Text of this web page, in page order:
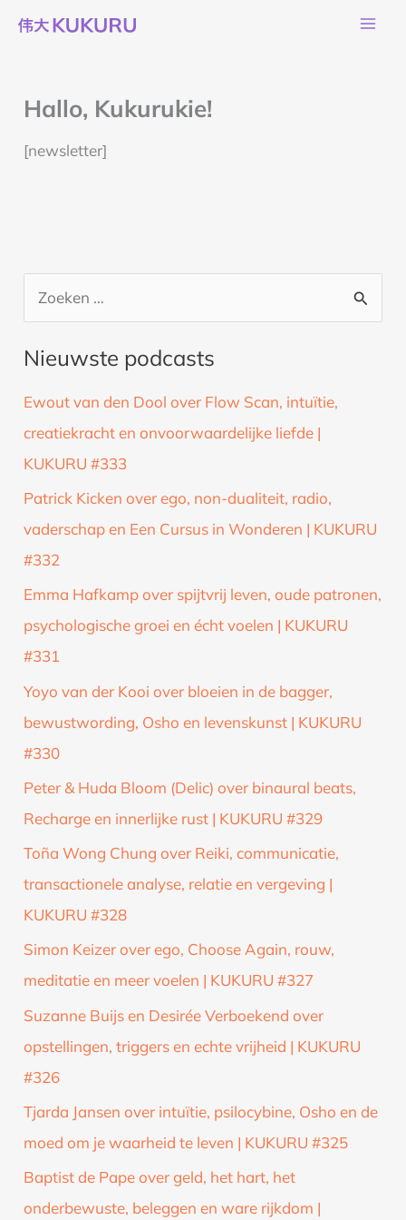
naar
Hallo, Kukurukie!
[newsletter]
e
k
a
Nieuwste podcasts
Ewout van den Dool over Flow Scan, intuïtie,
creatiekracht en onvoorwaardelijke liefde |
KUKURU #333
Patrick Kicken over ego, non-dualiteit, radio,
vaderschap en Een Cursus in Wonderen | KUKURU
#332
Emma Hafkamp over spijtvrij leven, oude patronen,
psychologische groei en écht voelen | KUKURU
#331
Yoyo van der Kooi over bloeien in de bagger,
bewustwording, Osho en levenskunst | KUKURU
#330
Peter & Huda Bloom (Delic) over binaural beats,
Recharge en innerlijke rust | KUKURU #329
Toña Wong Chung over Reiki, communicatie,
transactionele analyse, relatie en vergeving |
KUKURU #328
Simon Keizer over ego, Choose Again, rouw,
meditatie en meer voelen | KUKURU #327
Suzanne Buijs en Desirée Verboekend over
opstellingen, triggers en echte vrijheid | KUKURU
#326
Tjarda Jansen over intuïtie, psilocybine, Osho en de
moed om je waarheid te leven | KUKURU #325
Baptist de Pape over geld, het hart, het
onderbewuste, beleggen en ware rijkdom |